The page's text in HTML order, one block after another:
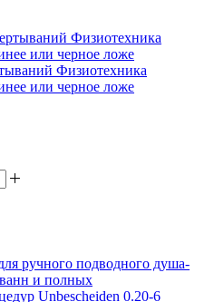
Физиотехника
или черное ложе